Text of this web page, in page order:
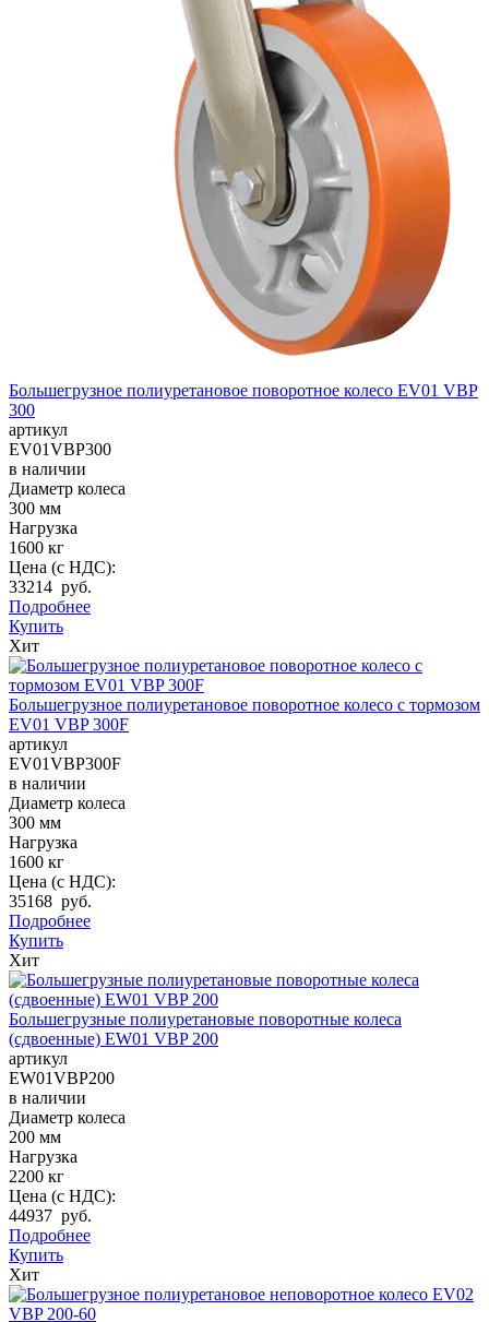
Большегрузное полиуретановое поворотное колесо EV01 VBP
300
артикул
EV01VBP300
в наличии
Диаметр колеса
300 мм
Нагрузка
1600 кг
Цена (с НДС):
33214 руб.
Подробнее
Купить
Хит
Большегрузное полиуретановое поворотное колесо с тормозом
EV01 VBP 300F
артикул
EV01VBP300F
в наличии
Диаметр колеса
300 мм
Нагрузка
1600 кг
Цена (с НДС):
35168 руб.
Подробнее
Купить
Хит
Большегрузные полиуретановые поворотные колеса
(сдвоенные) EW01 VBP 200
артикул
EW01VBP200
в наличии
Диаметр колеса
200 мм
Нагрузка
2200 кг
Цена (с НДС):
44937 руб.
Подробнее
Купить
Хит